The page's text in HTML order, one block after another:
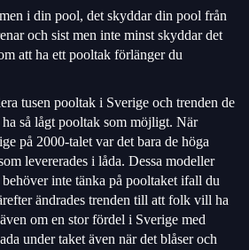
i din pool, det skyddar din pool från
och sist men inte minst skyddar det
att ha ett pooltak förlänger du
tusen pooltak i Sverige och trenden de
ha så lågt pooltak som möjligt. När
på 2000-talet var det bara de höga
levererades i låda. Dessa modeller
inte tänka på pooltaket ifall du
ändrades trenden till att folk vill ha
om en stor fördel i Sverige med
under taket även när det blåser och